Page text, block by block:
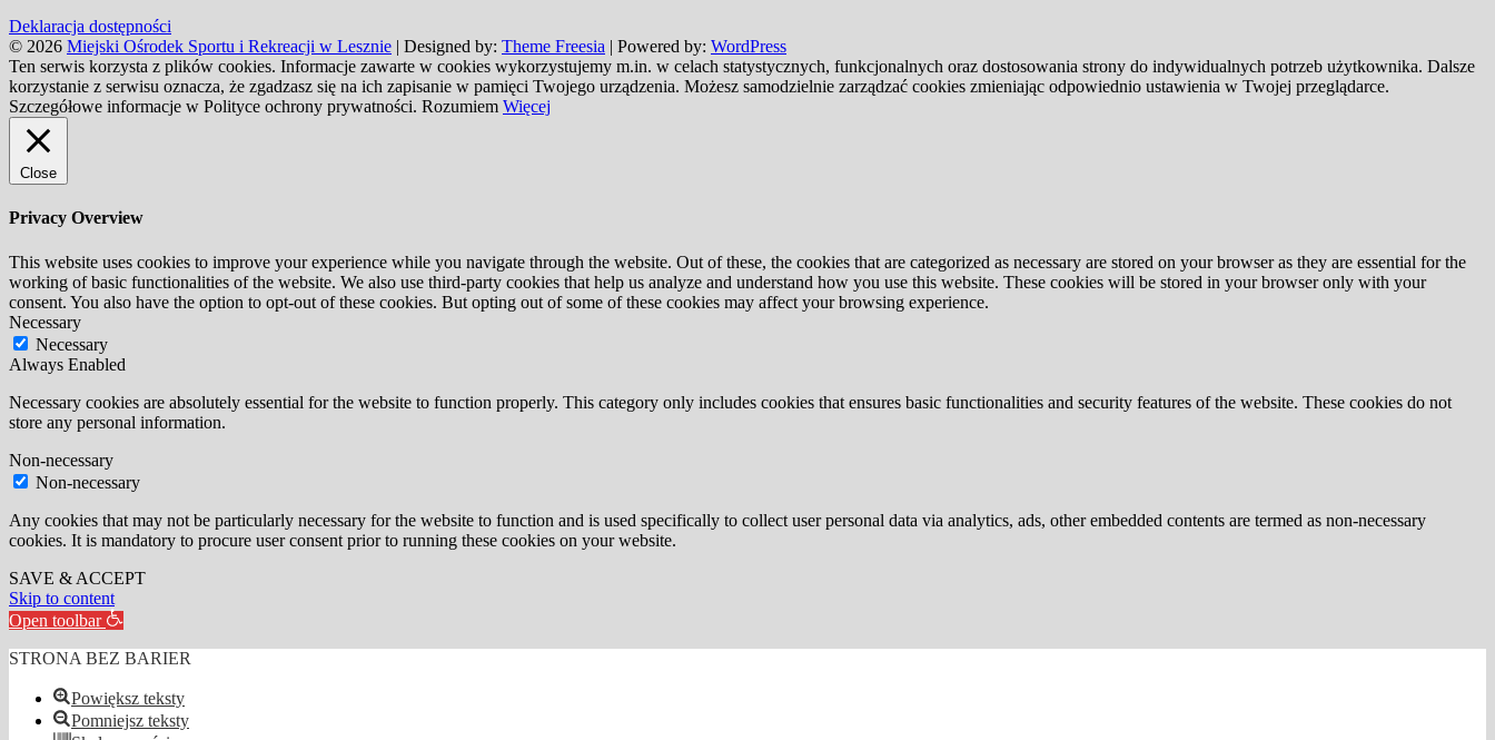
Deklaracja dostępności
© 2026 Miejski Ośrodek Sportu i Rekreacji w Lesznie | Designed by: Theme Freesia | Powered by: WordPress
Ten serwis korzysta z plików cookies. Informacje zawarte w cookies wykorzystujemy m.in. w celach statystycznych, funkcjonalnych oraz dostosowania strony do indywidualnych potrzeb użytkownika. Dalsze
korzystanie z serwisu oznacza, że zgadzasz się na ich zapisanie w pamięci Twojego urządzenia. Możesz samodzielnie zarządzać cookies zmieniając odpowiednio ustawienia w Twojej przeglądarce.
Szczegółowe informacje w Polityce ochrony prywatności. Rozumiem Więcej
Close
Privacy Overview
This website uses cookies to improve your experience while you navigate through the website. Out of these, the cookies that are categorized as necessary are stored on your browser as they are essential for the
working of basic functionalities of the website. We also use third-party cookies that help us analyze and understand how you use this website. These cookies will be stored in your browser only with your
consent. You also have the option to opt-out of these cookies. But opting out of some of these cookies may affect your browsing experience.
Necessary
Necessary
Always Enabled
Necessary cookies are absolutely essential for the website to function properly. This category only includes cookies that ensures basic functionalities and security features of the website. These cookies do not
store any personal information.
Non-necessary
Non-necessary
Any cookies that may not be particularly necessary for the website to function and is used specifically to collect user personal data via analytics, ads, other embedded contents are termed as non-necessary
cookies. It is mandatory to procure user consent prior to running these cookies on your website.
SAVE & ACCEPT
Skip to content
Open toolbar
STRONA BEZ BARIER
Powiększ teksty
Pomniejsz teksty